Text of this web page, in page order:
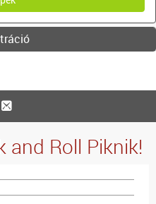
and Roll Piknik!